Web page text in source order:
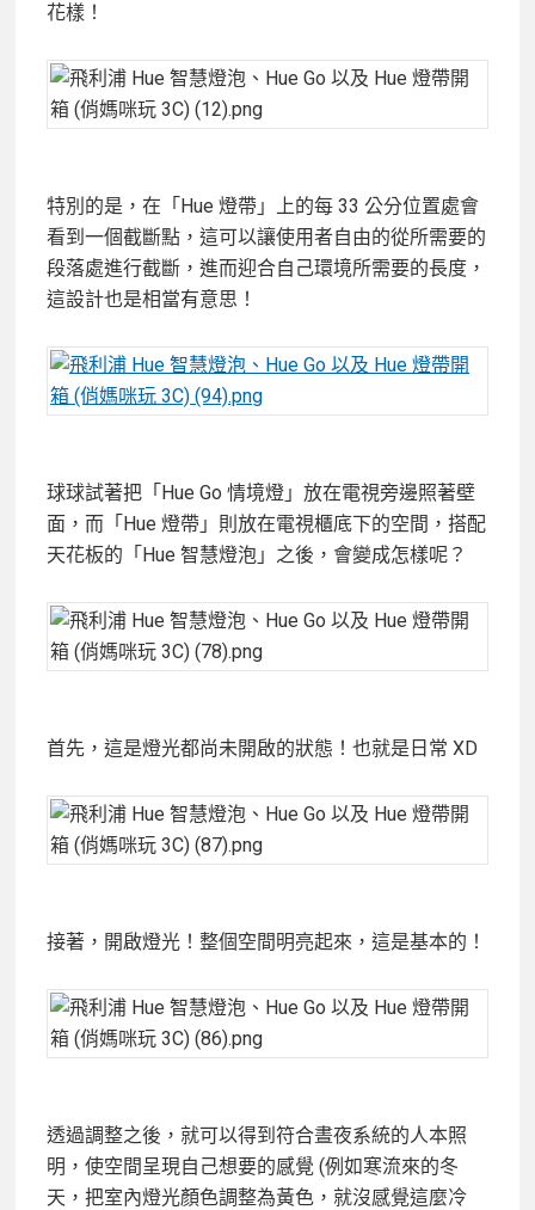
花樣！
特別的是，在「Hue 燈帶」上的每 33 公分位置處會
看到一個截斷點，這可以讓使用者自由的從所需要的
段落處進行截斷，進而迎合自己環境所需要的長度，
這設計也是相當有意思！
球球試著把「Hue Go 情境燈」放在電視旁邊照著壁
面，而「Hue 燈帶」則放在電視櫃底下的空間，搭配
天花板的「Hue 智慧燈泡」之後，會變成怎樣呢？
首先，這是燈光都尚未開啟的狀態！也就是日常 XD
接著，開啟燈光！整個空間明亮起來，這是基本的！
透過調整之後，就可以得到符合晝夜系統的人本照
明，使空間呈現自己想要的感覺 (例如寒流來的冬
天，把室內燈光顏色調整為黃色，就沒感覺這麼冷